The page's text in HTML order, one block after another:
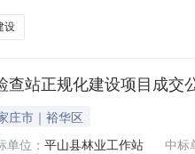
设
查站正规化建设项目成交
庄市｜裕华区
单位： 平山县林业工作站
中标